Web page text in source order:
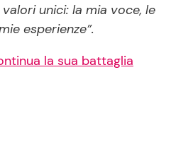
unici: la mia voce, le
esperienze”.
la sua battaglia